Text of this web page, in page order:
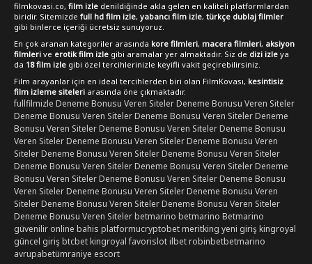
filmkovasi.co, film izle denildiğinde akla gelen en kaliteli platformlardan
biridir. Sitemizde full hd film izle, yabancı film izle, türkçe dublaj filmler
gibi binlerce içeriği ücretsiz sunuyoruz.
En çok aranan kategoriler arasında kore filmleri, macera filmleri, aksiyon
filmleri ve erotik film izle gibi aramalar yer almaktadır. Siz de dizi izle ya
da 18 film izle gibi özel tercihlerinizle keyifli vakit geçirebilirsiniz.
Film arayanlar için en ideal tercihlerden biri olan FilmKovası, kesintisiz
film izleme siteleri arasında öne çıkmaktadır.
fullfilmizle Deneme Bonusu Veren SitelerDeneme Bonusu Veren Siteler
Deneme Bonusu Veren SitelerDeneme Bonusu Veren SitelerDeneme
Bonusu Veren SitelerDeneme Bonusu Veren SitelerDeneme Bonusu
Veren SitelerDeneme Bonusu Veren SitelerDeneme Bonusu Veren
SitelerDeneme Bonusu Veren SitelerDeneme Bonusu Veren Siteler
Deneme Bonusu Veren SitelerDeneme Bonusu Veren SitelerDeneme
Bonusu Veren SitelerDeneme Bonusu Veren SitelerDeneme Bonusu
Veren SitelerDeneme Bonusu Veren SitelerDeneme Bonusu Veren
SitelerDeneme Bonusu Veren SitelerDeneme Bonusu Veren Siteler
Deneme Bonusu Veren Sitelerbetmarino betmarino Betmarino
güvenilir online bahis platformucryptobetmeritking yeni girişkingroyal
güncel girişbtcbetkingroyal favorislotilbetrobinbetbetmarino
avrupabetümraniye escort